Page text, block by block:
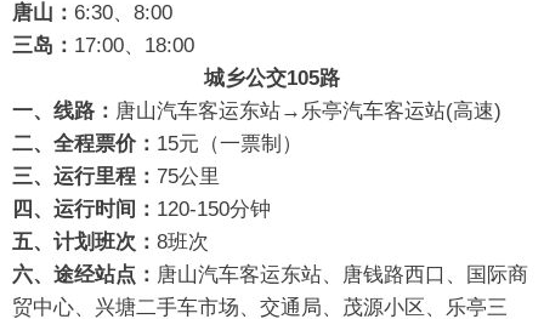
唐山： 6:30、8:00
三岛： 17:00、18:00
城乡公交105路
一、线路： 唐山汽车客运东站→乐亭汽车客运站(高速)
二、全程票价： 15元（一票制）
三、运行里程： 75公里
四、运行时间： 120-150分钟
五、计划班次： 8班次
六、途经站点： 唐山汽车客运东站、唐钱路西口、国际商
贸中心、兴塘二手车市场、交通局、茂源小区、乐亭三